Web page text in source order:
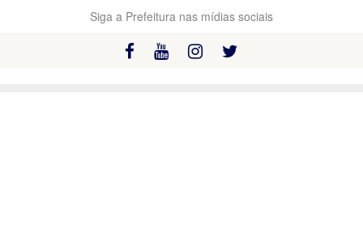
Siga a Prefeitura nas mídias sociais